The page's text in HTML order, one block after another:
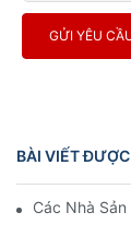
GỬI YÊU
BÀI VIẾT
Các Nhà